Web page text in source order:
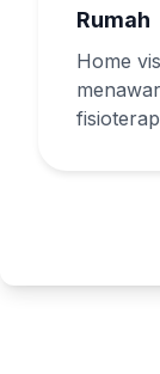
Rumah
Home